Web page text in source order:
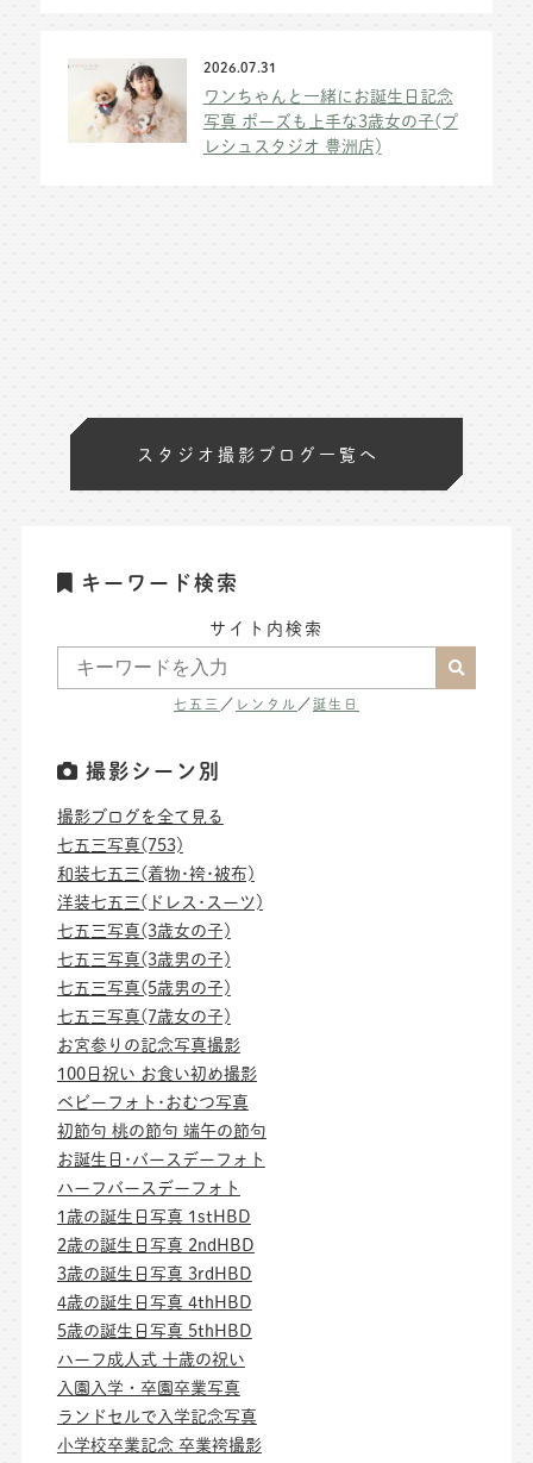
2026.07.31
ワンちゃんと一緒にお誕生日記念
写真 ポーズも上手な3歳女の子(プ
レシュスタジオ 豊洲店)
スタジオ撮影ブログ一覧へ
キーワード検索
サイト内検索
七五三 ／ レンタル ／誕生日
撮影シーン別
撮影ブログを全て見る
七五三写真(753)
和装七五三(着物･袴･被布)
洋装七五三(ドレス･スーツ)
七五三写真(3歳女の子)
七五三写真(3歳男の子)
七五三写真(5歳男の子)
七五三写真(7歳女の子)
お宮参りの記念写真撮影
100日祝い お食い初め撮影
ベビーフォト･おむつ写真
初節句 桃の節句 端午の節句
お誕生日･バースデーフォト
ハーフバースデーフォト
1歳の誕生日写真 1stHBD
2歳の誕生日写真 2ndHBD
3歳の誕生日写真 3rdHBD
4歳の誕生日写真 4thHBD
5歳の誕生日写真 5thHBD
ハーフ成人式 十歳の祝い
入園入学・卒園卒業写真
ランドセルで入学記念写真
小学校卒業記念 卒業袴撮影